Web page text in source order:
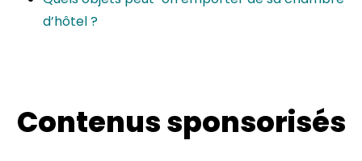
d’hôtel ?
Contenus sponsorisés